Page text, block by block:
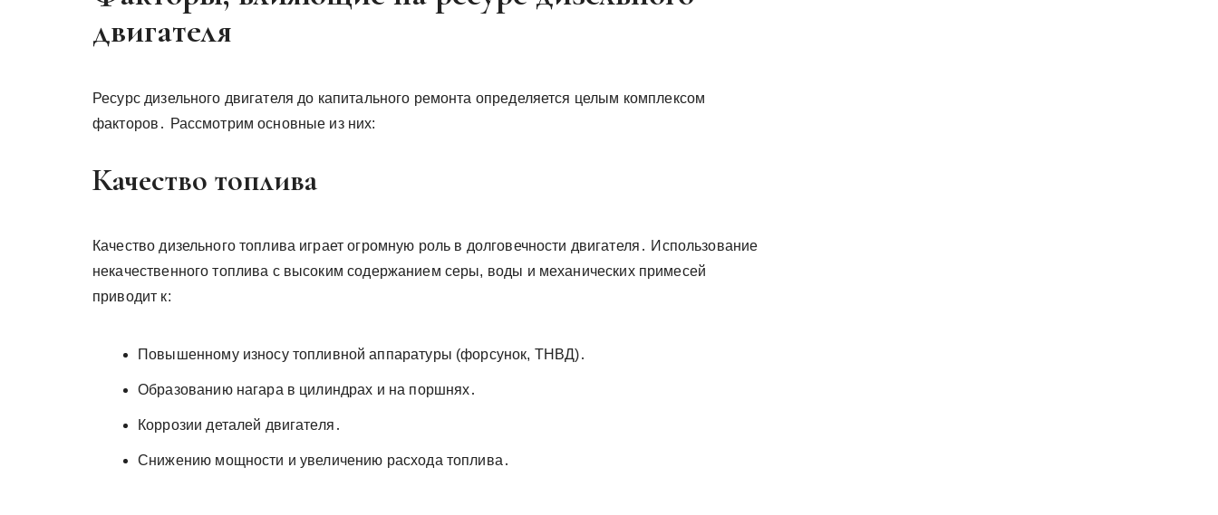
двигателя
Ресурс дизельного двигателя до капитального ремонта определяется целым комплексом
факторов․ Рассмотрим основные из них:
Качество топлива
Качество дизельного топлива играет огромную роль в долговечности двигателя․ Использование
некачественного топлива с высоким содержанием серы, воды и механических примесей
приводит к:
Повышенному износу топливной аппаратуры (форсунок, ТНВД)․
Образованию нагара в цилиндрах и на поршнях․
Коррозии деталей двигателя․
Снижению мощности и увеличению расхода топлива․